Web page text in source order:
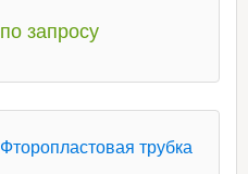
по запросу
Фторопластовая трубка